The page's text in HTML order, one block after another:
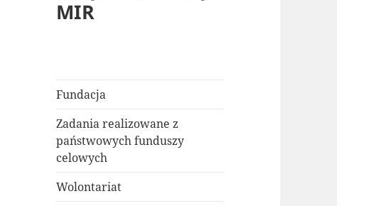
MIR
Fundacja
Zadania realizowane z
państwowych funduszy
celowych
Wolontariat